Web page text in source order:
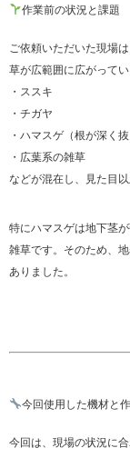
作業前の状況と課題
ご依頼いただいた現場
草が広範囲に広がって
・ススキ
・チガヤ
・ハマスゲ（根が深く
・広葉系の雑草
などが混在し、見た目
特にハマスゲは地下茎
雑草です。そのため、
ありました。
今回使用した機材と
今回は、現場の状況に